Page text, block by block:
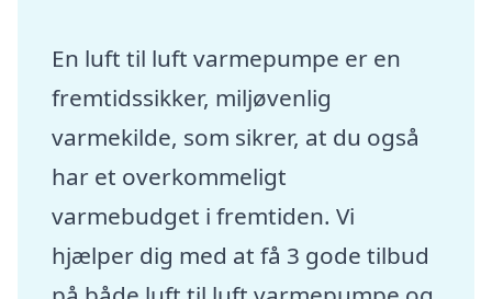
En luft til luft varmepumpe er en
fremtidssikker, miljøvenlig
varmekilde, som sikrer, at du også
har et overkommeligt
varmebudget i fremtiden. Vi
hjælper dig med at få 3 gode tilbud